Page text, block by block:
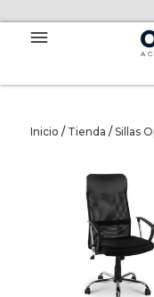
Inicio / Tienda / Sillas